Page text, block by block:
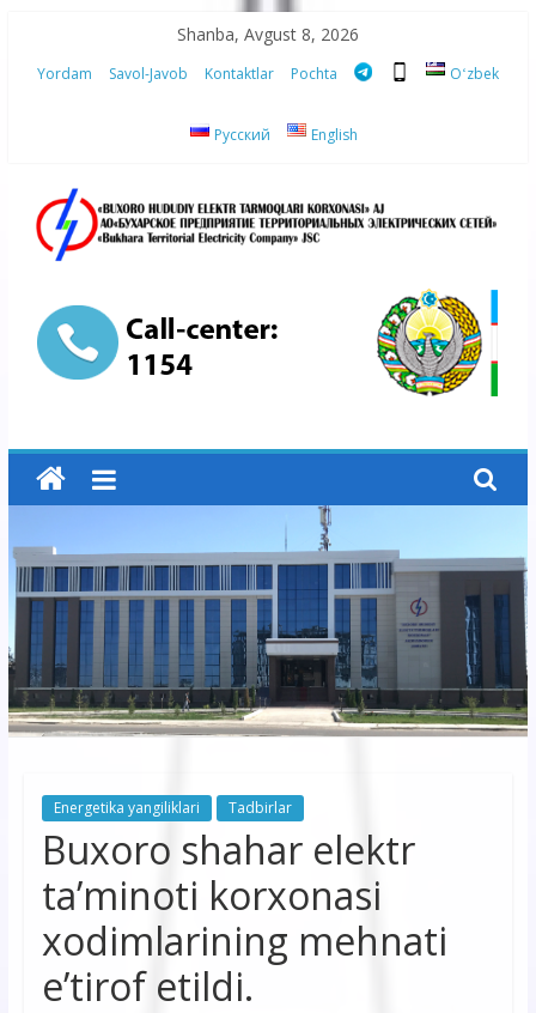
content
Shanba, Avgust 8, 2026
Yordam Savol-Javob Kontaktlar Pochta Oʻzbek
Русский English
“Buxoro
hududiy
elektr
tarmoqlari
korxonasi”
AJ
“Buxoro
hududiy
korxonasi”
Energetika yangiliklari Tadbirlar
Buxoro shahar elektr
taʼminoti korxonasi
xodimlarining mehnati
eʼtirof etildi.